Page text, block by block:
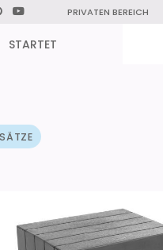
PRIVATEN BEREICH
STARTET